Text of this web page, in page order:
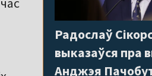
Радослаў
выказаўся пра
Анджэя